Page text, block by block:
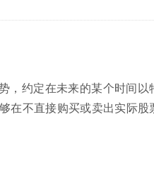
，约定在未来的某个时间以
在不直接购买或卖出实际股